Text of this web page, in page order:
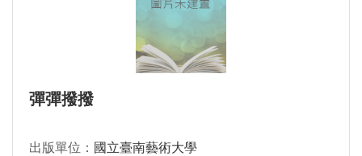
彈彈撥撥
出版單位： 國立臺南藝術大學